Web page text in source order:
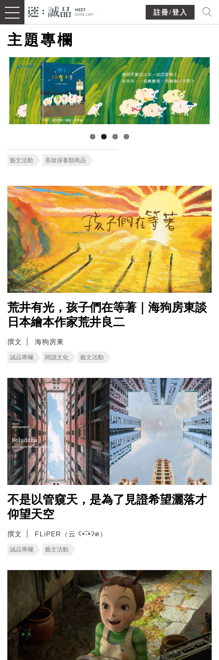
註冊/登入
主題專欄
藝文活動 美妝保養類商品
荒井有光，孩子們在等著｜海狗房東談
日本繪本作家荒井良二
撰文 海狗房東
誠品專欄 閱讀文化 藝文活動
不是以管窺天，是為了見證希望灑落才
仰望天空
撰文 FLiPER（云 ʕ•͡-•ʔฅ）
誠品專欄 藝文活動